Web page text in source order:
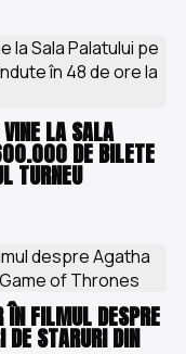
LA SALA
DE BILETE
TURNEU
ÎN FILMUL DESPRE
STARURI DIN